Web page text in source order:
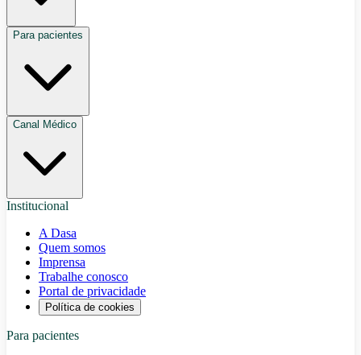
Para pacientes
Canal Médico
Institucional
A Dasa
Quem somos
Imprensa
Trabalhe conosco
Portal de privacidade
Política de cookies
Para pacientes